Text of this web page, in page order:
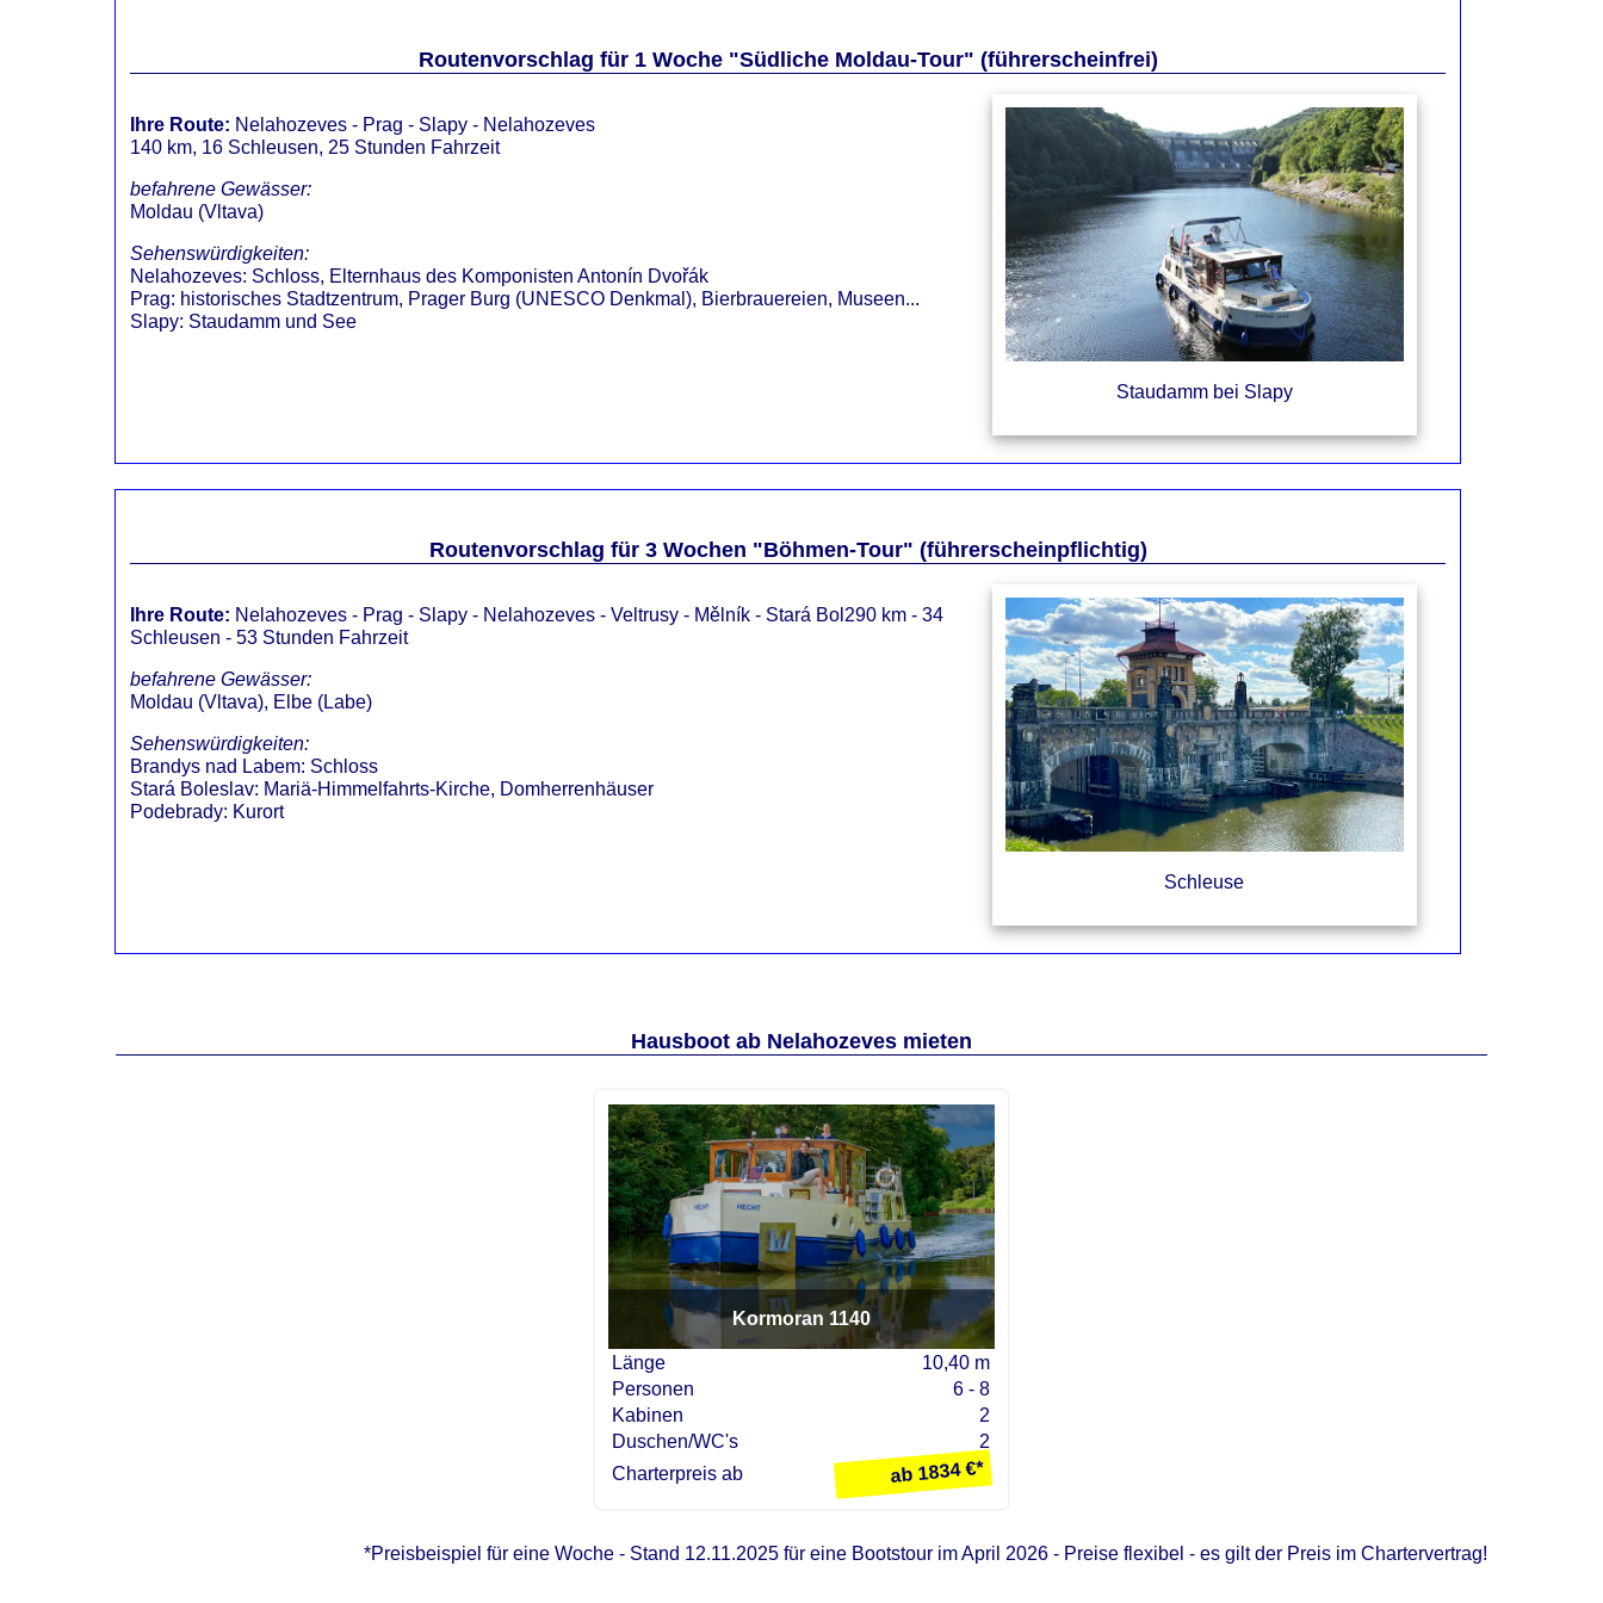
Routenvorschlag für 1 Woche "Südliche Moldau-Tour" (führerscheinfrei)
Ihre Route: Nelahozeves- Prag - Slapy - Nelahozeves
140 km, 16 Schleusen, 25 Stunden Fahrzeit
befahrene Gewässer:
Moldau (Vltava)
Sehenswürdigkeiten:
Nelahozeves: Schloss, Elternhaus des Komponisten Antonín Dvořák
Prag: historisches Stadtzentrum, Prager Burg (UNESCO Denkmal), Bierbrauereien, Museen...
Slapy: Staudamm und See
Staudamm bei Slapy
Routenvorschlag für 3 Wochen "Böhmen-Tour" (führerscheinpflichtig)
Ihre Route: Nelahozeves- Prag - Slapy - Nelahozeves - Veltrusy - Mělník - Stará Bol290 km - 34
Schleusen - 53 Stunden Fahrzeit
befahrene Gewässer:
Moldau (Vltava), Elbe (Labe)
Sehenswürdigkeiten:
Brandys nad Labem: Schloss
Stará Boleslav: Mariä-Himmelfahrts-Kirche, Domherrenhäuser
Podebrady: Kurort
Schleuse
Hausboot ab Nelahozeves mieten
Kormoran 1140
Länge
10,40 m
Personen
6 - 8
Kabinen
2
Duschen/WC's
2
Charterpreis ab
1834
*Preisbeispiel für eine Woche - Stand 12.11.2025 für eine Bootstour im April 2026 - Preise flexibel - es gilt der Preis im Chartervertrag!